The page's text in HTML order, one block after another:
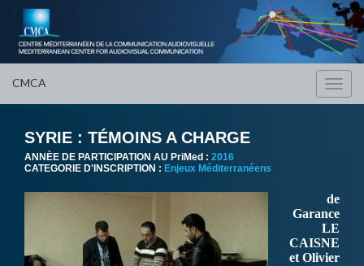
CMCA
SYRIE : TÉMOINS A CHARGE
ANNÈE DE PARTICIPATION AU PriMed : 2016
CATEGORIE D'INSCRIPTION : Enjeux Méditerranéens
de
Garance
LE
CAISNE
et Olivier